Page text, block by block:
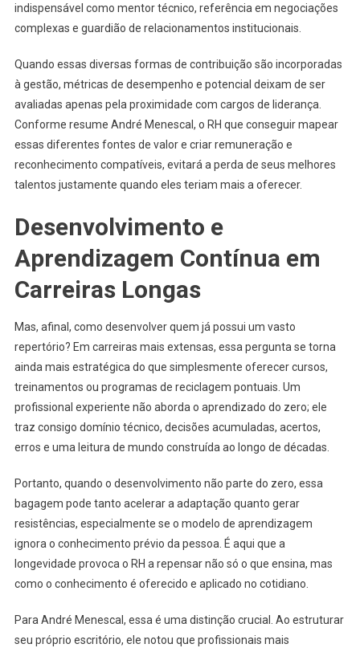
indispensável como mentor técnico, referência em negociações
complexas e guardião de relacionamentos institucionais.
Quando essas diversas formas de contribuição são incorporadas
à gestão, métricas de desempenho e potencial deixam de ser
avaliadas apenas pela proximidade com cargos de liderança.
Conforme resume André Menescal, o RH que conseguir mapear
essas diferentes fontes de valor e criar remuneração e
reconhecimento compatíveis, evitará a perda de seus melhores
talentos justamente quando eles teriam mais a oferecer.
Desenvolvimento e
Aprendizagem Contínua em
Carreiras Longas
Mas, afinal, como desenvolver quem já possui um vasto
repertório? Em carreiras mais extensas, essa pergunta se torna
ainda mais estratégica do que simplesmente oferecer cursos,
treinamentos ou programas de reciclagem pontuais. Um
profissional experiente não aborda o aprendizado do zero; ele
traz consigo domínio técnico, decisões acumuladas, acertos,
erros e uma leitura de mundo construída ao longo de décadas.
Portanto, quando o desenvolvimento não parte do zero, essa
bagagem pode tanto acelerar a adaptação quanto gerar
resistências, especialmente se o modelo de aprendizagem
ignora o conhecimento prévio da pessoa. É aqui que a
longevidade provoca o RH a repensar não só o que ensina, mas
como o conhecimento é oferecido e aplicado no cotidiano.
Para André Menescal, essa é uma distinção crucial. Ao estruturar
seu próprio escritório, ele notou que profissionais mais